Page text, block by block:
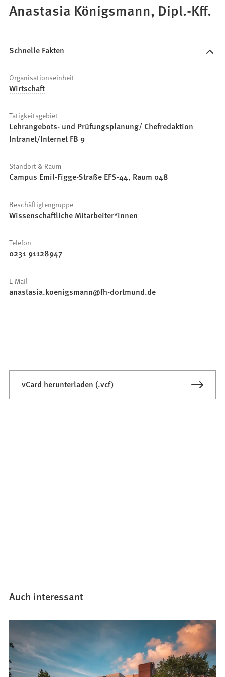
Anastasia Königsmann, Dipl.-Kff.
Schnelle Fakten
Organisationseinheit
Wirtschaft
Tätigkeitsgebiet
Lehrangebots- und Prüfungsplanung/ Chefredaktion
Intranet/Internet FB 9
Standort & Raum
Campus Emil-Figge-Straße EFS-44, Raum 048
Beschäftigtengruppe
Wissenschaftliche Mitarbeiter*innen
Telefon
0231 91128947
E-Mail
anastasia.koenigsmann fh-dortmund de
vCard herunterladen (.vcf)
Auch interessant